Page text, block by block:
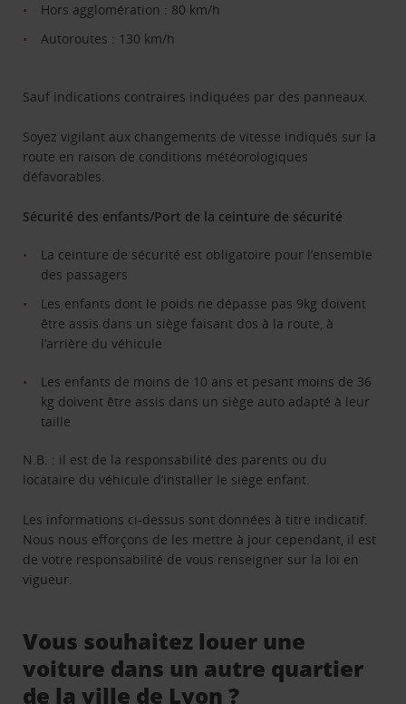
Hors agglomération : 80 km/h
Autoroutes : 130 km/h
Sauf indications contraires indiquées par des panneaux.
Soyez vigilant aux changements de vitesse indiqués sur la
route en raison de conditions météorologiques
défavorables.
Sécurité des enfants/Port de la ceinture de sécurité
La ceinture de sécurité est obligatoire pour l’ensemble
des passagers
Les enfants dont le poids ne dépasse pas 9kg doivent
être assis dans un siège faisant dos à la route, à
l’arrière du véhicule
Les enfants de moins de 10 ans et pesant moins de 36
kg doivent être assis dans un siège auto adapté à leur
taille
N.B. : il est de la responsabilité des parents ou du
locataire du véhicule d’installer le siège enfant.
Les informations ci-dessus sont données à titre indicatif.
Nous nous efforçons de les mettre à jour cependant, il est
de votre responsabilité de vous renseigner sur la loi en
vigueur.
Vous souhaitez louer une
voiture dans un autre quartier
de la ville de Lyon ?